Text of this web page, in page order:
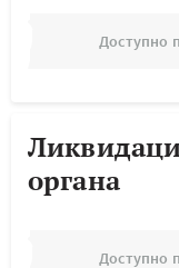
Доступно
органа
Доступно